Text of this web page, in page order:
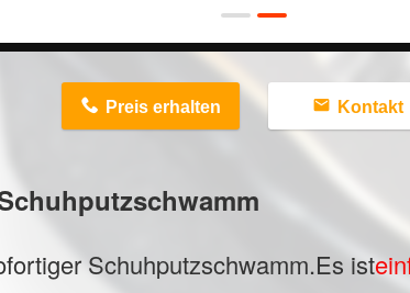
Preis erhalten Kontakt
Schuhputzschwamm.Es ist